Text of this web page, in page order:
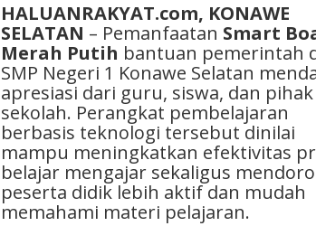
HALUANRAKYAT.com, KONAWE
SELATAN – Pemanfaatan Smart
Merah Putih bantuan pemerintah
SMP Negeri 1 Konawe Selatan
apresiasi dari guru, siswa, dan pihak
sekolah. Perangkat pembelajaran
berbasis teknologi tersebut dinilai
mampu meningkatkan efektivitas
belajar mengajar sekaligus
peserta didik lebih aktif dan mudah
memahami materi pelajaran.